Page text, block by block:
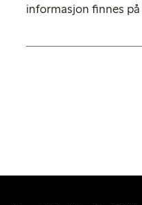
informasjon finnes på